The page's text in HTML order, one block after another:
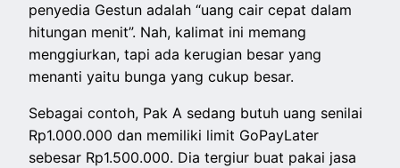
penyedia Gestun adalah “uang cair cepat dalam
hitungan menit”. Nah, kalimat ini memang
menggiurkan, tapi ada kerugian besar yang
menanti yaitu bunga yang cukup besar.
Sebagai contoh, Pak A sedang butuh uang senilai
Rp1.000.000 dan memiliki limit GoPayLater
sebesar Rp1.500.000. Dia tergiur buat pakai jasa